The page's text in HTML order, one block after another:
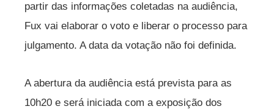
partir das informações coletadas na audiência,
Fux vai elaborar o voto e liberar o processo para
julgamento. A data da votação não foi definida.
A abertura da audiência está prevista para as
10h20 e será iniciada com a exposição dos